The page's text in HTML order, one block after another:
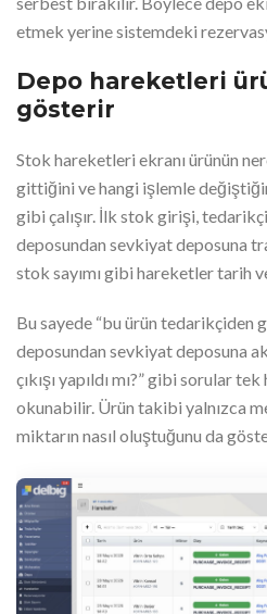
etmek yerine sistemdeki
Depo hareketleri
gösterir
Stok hareketleri ekranı ürünün
gittiğini ve hangi işlemle
gibi çalışır. İlk stok girişi,
deposundan sevkiyat deposuna
stok sayımı gibi hareketler tarih
Bu sayede “bu ürün tedarikçiden
deposundan sevkiyat deposuna
çıkışı yapıldı mı?” gibi sorular
okunabilir. Ürün takibi yalnızca
miktarın nasıl oluştuğunu da